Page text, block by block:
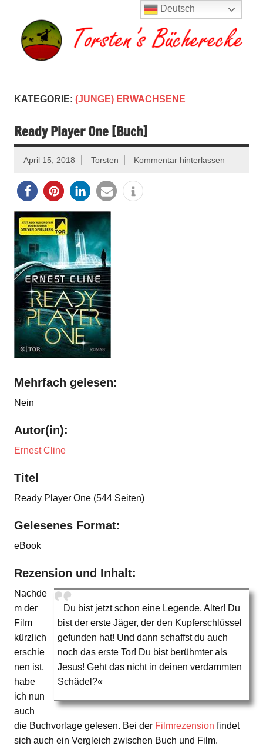
springen
Bücherecke
KATEGORIE: (JUNGE) ERWACHSENE
Ready Player One [Buch]
April 15, 2018 Torsten Kommentar hinterlassen
Mehrfach gelesen:
Nein
Autor(in):
Ernest Cline
Titel
Ready Player One (544 Seiten)
Gelesenes Format:
eBook
Rezension und Inhalt:
Du bist jetzt schon eine Legende, Alter! Du
bist der erste Jäger, der den Kupferschlüssel
gefunden hat! Und dann schaffst du auch
noch das erste Tor! Du bist berühmter als
Jesus! Geht das nicht in deinen verdammten
Schädel?«
Nachde
m der
Film
kürzlich
erschie
nen ist,
habe
ich nun
auch
die Buchvorlage gelesen. Bei der Filmrezension findet
sich auch ein Vergleich zwischen Buch und Film.
Deutsch